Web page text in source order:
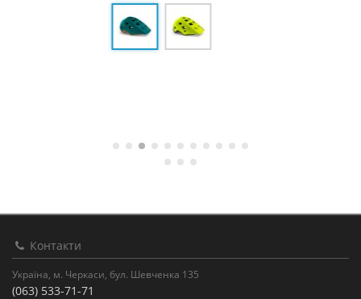
Контакти
Україна, м. Черкаси, бул. Шевченка 135
(063) 533-71-71